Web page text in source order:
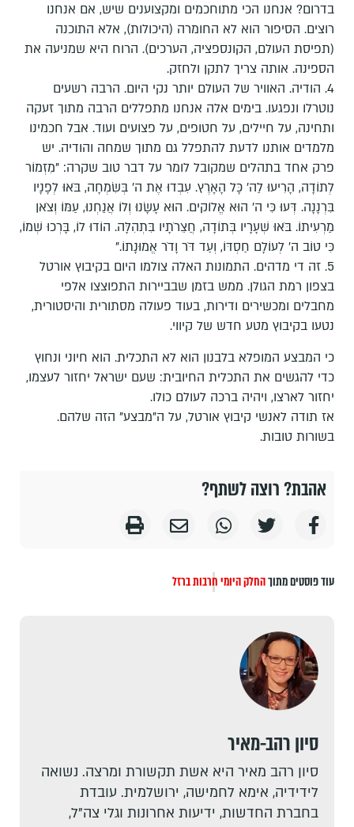
בדרום? אנחנו הכי מתוחכמים ומקצוענים שיש, אם אנחנו
רוצים. הסיפור הוא לא החומרה (היכולות), אלא התוכנה
(תפיסת העולם, הקונספציה, הערכים). הרוח היא שמניעה את
הספינה. אותה צריך לתקן ולחזק.
4. הודיה. האוויר של העולם יותר נקי היום. הרבה רשעים
נוטרלו ונפגעו. בימים אלה אנחנו מתפללים הרבה מתוך זעקה
ותחינה, על חיילים, על חטופים, על פצועים ועוד. אבל חכמינו
מלמדים אותנו לדעת להתפלל גם מתוך שמחה והודיה. יש
פרק אחד בתהלים שמקובל לומר על דבר טוב שקרה: "מִזְמוֹר
לְתוֹדָה, הָרִיעוּ לַה' כָּל הָאָרֶץ. עִבְדוּ אֶת ה' בְּשִׂמְחָה, בֹּאוּ לְפָנָיו
בִּרְנָנָה. דְּעוּ כִּי ה' הוּא אֱלֹוקים. הוּא עָשָׂנוּ וְלוֹ אֲנַחְנוּ, עַמּוֹ וְצֹאן
מַרְעִיתוֹ. בֹּאוּ שְׁעָרָיו בְּתוֹדָה, חֲצֵרֹתָיו בִּתְהִלָּה. הוֹדוּ לוֹ, בָּרְכוּ שְׁמוֹ,
כִּי טוֹב ה' לְעוֹלָם חַסְדּוֹ, וְעַד דֹּר וָדֹר אֱמוּנָתוֹ."
5. זה די מדהים. התמונות האלה צולמו היום בקיבוץ אורטל
בצפון רמת הגולן. ממש בזמן שבביירות התפוצצו אלפי
מחבלים ומכשירים ודירות, בעוד פעולה מסתורית והיסטורית,
נטעו בקיבוץ מטע חדש של קיווי.
כי המבצע המופלא בלבנון הוא לא התכלית. הוא חיוני ונחוץ
כדי להגשים את התכלית החיובית: שעם ישראל יחזור לעצמו,
יחזור לארצו, ויהיה ברכה לעולם כולו.
אז תודה לאנשי קיבוץ אורטל, על ה"מבצע" הזה שלהם.
בשורות טובות.
אהבת? רוצה לשתף?
עוד פוסטים מתוךהחלק היומיחרבות ברזל
סיון רהב-מאיר
סיון רהב מאיר היא אשת תקשורת ומרצה. נשואה
לידידיה, אימא לחמישה, ירושלמית. עובדת
בחברת החדשות, ידיעות אחרונות וגלי צה"ל,